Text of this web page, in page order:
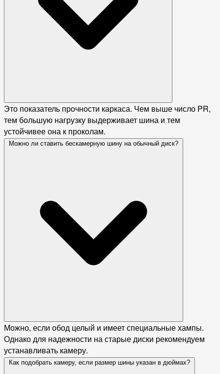
Это показатель прочности каркаса. Чем выше число PR,
тем большую нагрузку выдерживает шина и тем
устойчивее она к проколам.
Можно ли ставить бескамерную шину на обычный диск?
Можно, если обод целый и имеет специальные хампы.
Однако для надежности на старые диски рекомендуем
устанавливать камеру.
Как подобрать камеру, если размер шины указан в дюймах?